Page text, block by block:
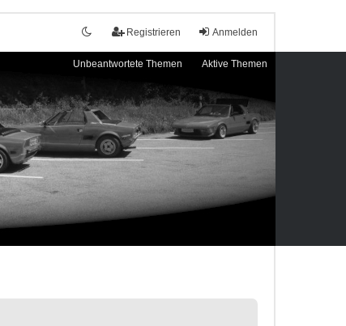
Anmelden
Registrieren
Unbeantwortete Themen Aktive Themen